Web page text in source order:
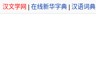
汉文学网 在线新华字典 汉语词典